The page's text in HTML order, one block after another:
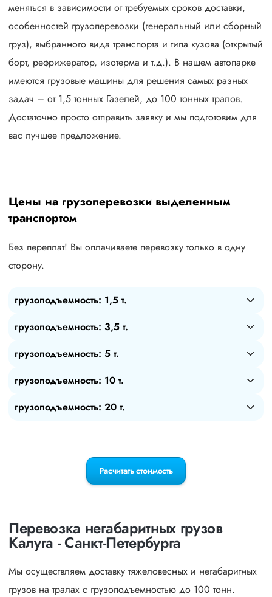
меняться в зависимости от требуемых сроков доставки,
особенностей грузоперевозки (генеральный или сборный
груз), выбранного вида транспорта и типа кузова (открытый
борт, рефрижератор, изотерма и т.д.). В нашем автопарке
имеются грузовые машины для решения самых разных
задач – от 1,5 тонных Газелей, до 100 тонных тралов.
Достаточно просто отправить заявку и мы подготовим для
вас лучшее предложение.
Цены на грузоперевозки выделенным
транспортом
Без переплат! Вы оплачиваете перевозку только в одну
сторону.
грузоподъемность: 1,5 т.
грузоподъемность: 3,5 т.
грузоподъемность: 5 т.
грузоподъемность: 10 т.
грузоподъемность: 20 т.
Расчитать стоимость
Перевозка негабаритных грузов
Калуга - Санкт-Петербурга
Мы осуществляем доставку тяжеловесных и негабаритных
грузов на тралах с грузоподъемностью до 100 тонн.